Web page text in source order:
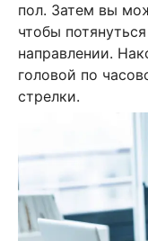
пол. Затем вы
чтобы
направлении.
головой по
стрелки.